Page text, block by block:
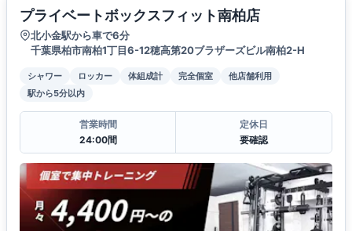
プライベートボックスフィット南柏店
北小金駅から車で6分
千葉県柏市南柏1丁目6-12穂高第20ブラザーズビル南柏2-H
シャワー ロッカー 体組成計 完全個室
他店舗利用
駅から5分以内
営業時間
24:00間
定休日
要確認